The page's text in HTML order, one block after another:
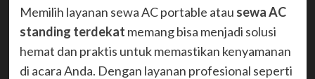
Memilih layanan sewa AC portable atau sewa AC
standing terdekat memang bisa menjadi solusi
hemat dan praktis untuk memastikan kenyamanan
di acara Anda. Dengan layanan profesional seperti